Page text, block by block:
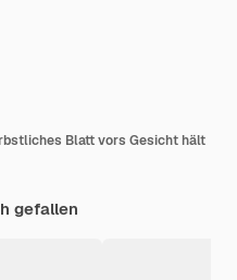
Blatt vors Gesicht hält
gefallen